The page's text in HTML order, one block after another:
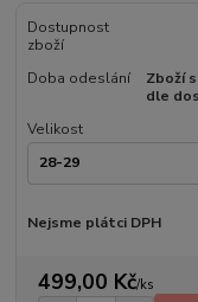
Dostupnost
zboží
Doba odeslání
Zboží
dle
Velikost
Nejsme plátci DPH
499,00 Kč/ks